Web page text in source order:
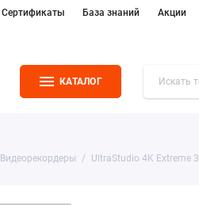
Сертификаты База знаний Акции
КАТАЛОГ
Видеорекордеры UltraStudio 4K Extreme 3